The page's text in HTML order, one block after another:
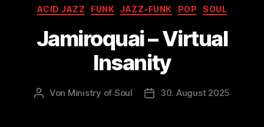
Kategorien
ACID JAZZ FUNK JAZZ-FUNK POP SOUL
Jamiroquai – Virtual
Insanity
Beitragsautor
Von Ministry of Soul Veröffentlichungsdatum
30. August 2025